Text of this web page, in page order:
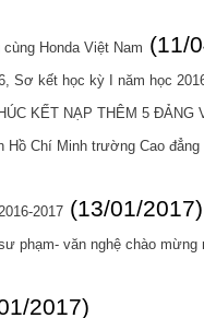
cùng Honda Việt Nam (11/
Sơ kết học kỳ I năm học
KẾT NẠP THÊM 5 ĐẢNG
Chí Minh trường Cao
2017 (13/01/2017)
phạm- văn nghệ chào mừng
2017)